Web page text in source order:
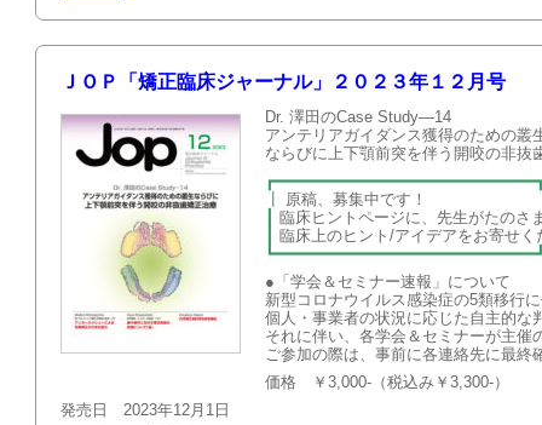
ＪＯＰ「矯正臨床ジャーナル」２０２３年１２月号
Dr. 澤田のCase Study—14
アンテリアガイダンス獲得のための叢
ならびに上下顎前突を伴う開咬の非抜
原稿、募集
臨床ヒントページに、先生がたの
臨床上のヒント/アイデアを
●「学会＆セミナー速報」について
新型コロナウイルス感染症の5類移行
個人・事業者の状況に応じた自主的な
それに伴い、各学会＆セミナーが主
ご参加の際は、事前に各連絡先に最
価格 ￥3,000-（税込み￥3,300-）
発売日 2023年12月1日